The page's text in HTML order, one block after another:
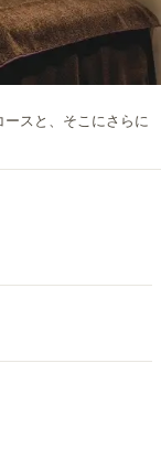
スと、そこにさらに